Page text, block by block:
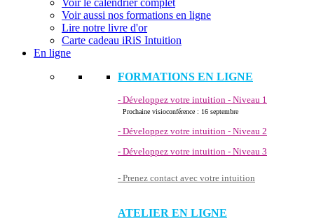
Voir le calendrier complet
Voir aussi nos formations en ligne
Lire notre livre d'or
Carte cadeau iRiS Intuition
En ligne
FORMATIONS EN LIGNE
- Développez votre intuition - Niveau 1
Prochaine visioconférence : 16 septembre
- Développez votre intuition - Niveau 2
- Développez votre intuition - Niveau 3
- Prenez contact avec votre intuition
ATELIER EN LIGNE